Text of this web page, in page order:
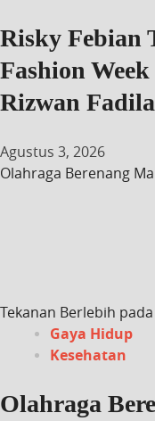
Risky Febian
Fashion
Rizwan
Agustus 3, 2026
Olahraga Berenang
Tekanan Berlebih
Gaya Hidup
Kesehatan
Olahraga